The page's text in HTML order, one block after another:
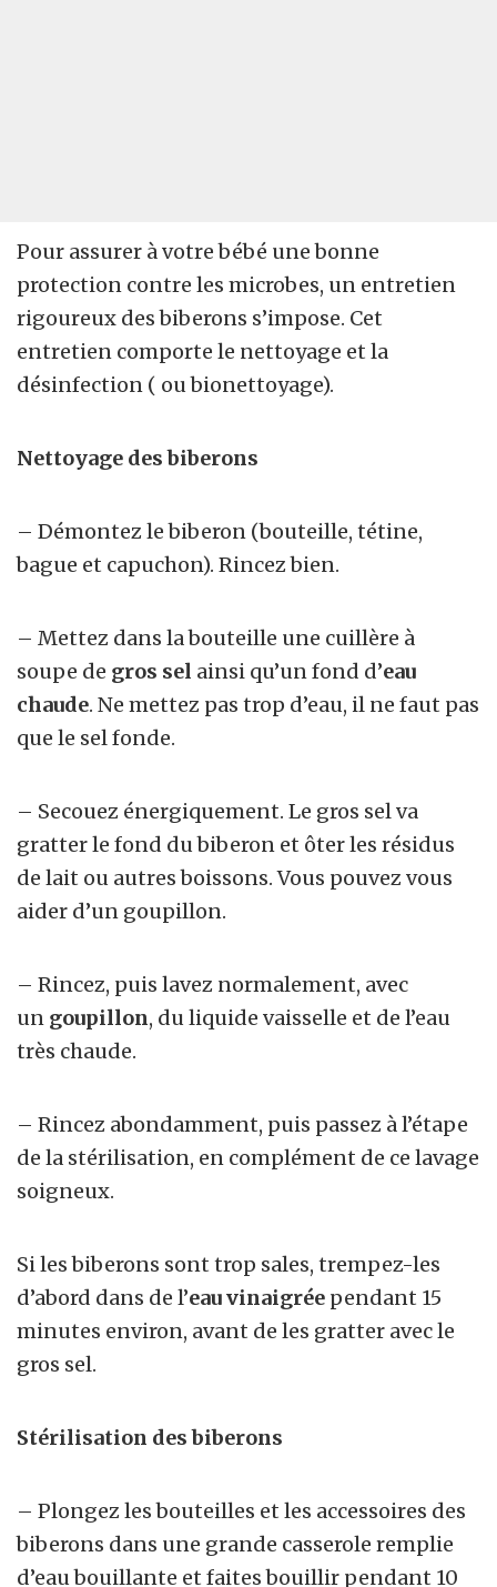
Pour assurer à votre bébé une bonne
protection contre les microbes, un entretien
rigoureux des biberons s’impose. Cet
entretien comporte le nettoyage et la
désinfection ( ou bionettoyage).
Nettoyage des biberons
– Démontez le biberon (bouteille, tétine,
bague et capuchon). Rincez bien.
– Mettez dans la bouteille une cuillère à
soupe de gros sel ainsi qu’un fond d’eau
chaude. Ne mettez pas trop d’eau, il ne faut pas
que le sel fonde.
– Secouez énergiquement. Le gros sel va
gratter le fond du biberon et ôter les résidus
de lait ou autres boissons. Vous pouvez vous
aider d’un goupillon.
– Rincez, puis lavez normalement, avec
un goupillon, du liquide vaisselle et de l’eau
très chaude.
– Rincez abondamment, puis passez à l’étape
de la stérilisation, en complément de ce lavage
soigneux.
Si les biberons sont trop sales, trempez-les
d’abord dans de l’eau vinaigrée pendant 15
minutes environ, avant de les gratter avec le
gros sel.
Stérilisation des biberons
– Plongez les bouteilles et les accessoires des
biberons dans une grande casserole remplie
d’eau bouillante et faites bouillir pendant 10